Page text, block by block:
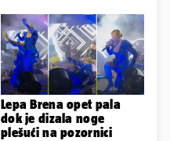
Lepa Brena opet pala
dok je dizala noge
plešući na pozornici